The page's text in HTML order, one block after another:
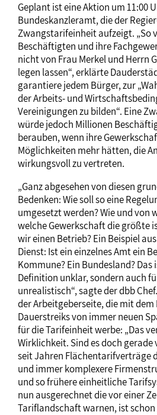
Geplant ist eine Aktion um 11:00
Bundeskanzleramt, die der
Zwangstarifeinheit aufzeigt. „So
Beschäftigten und ihre
nicht von Frau Merkel und Herrn
legen lassen“, erklärte
garantiere jedem Bürger, zur
der Arbeits- und
Vereinigungen zu bilden“. Eine
würde jedoch Millionen
berauben, wenn ihre
Möglichkeiten mehr hätten, die
wirkungsvoll zu vertreten.
„Ganz abgesehen von diesen
Bedenken: Wie soll so eine
umgesetzt werden? Wie und von
welche Gewerkschaft die größte
wir einen Betrieb? Ein Beispiel
Dienst: Ist ein einzelnes Amt ein
Kommune? Ein Bundesland?
Definition unklar, sondern auch
unrealistisch“, sagte der dbb
der Arbeitgeberseite, die mit
Dauerstreiks von immer neuen
für die Tarifeinheit werbe: „Das
Wirklichkeit. Sind es doch gerade
seit Jahren Flächentarifverträge
und immer komplexere
und so frühere einheitliche
nun ausgerechnet die vor einer
Tariflandschaft warnen, ist schon